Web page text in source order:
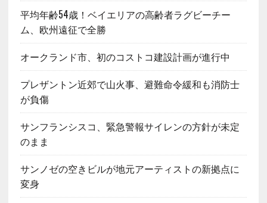
平均年齢54歳！ベイエリアの高齢者ラグビーチー
ム、欧州遠征で全勝
オークランド市、初のコストコ建設計画が進行中
プレザントン近郊で山火事、避難命令緩和も消防士
が負傷
サンフランシスコ、緊急警報サイレンの方針が未定
のまま
サンノゼの空きビルが地元アーティストの新拠点に
変身